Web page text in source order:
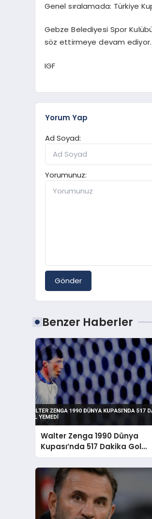
Genel sıralamada: Türkiye
Gebze Belediyesi Spor
söz ettirmeye devam ediyor.
IGF
Yorum Yap
Ad Soyad:
Yorumunuz:
Gönder
Benzer Haberler
Walter Zenga 1990 Dünya
Kupası’nda 517 Dakika Gol
Yemedi